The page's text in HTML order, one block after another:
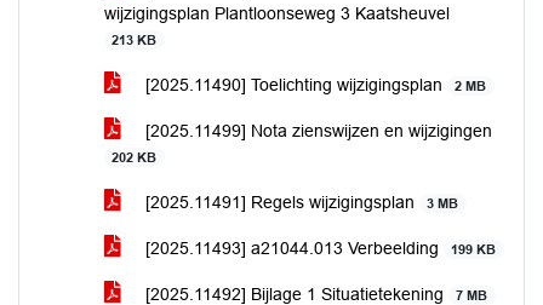
wijzigingsplan Plantloonseweg 3 Kaatsheuvel
213 KB
[2025.11490] Toelichting wijzigingsplan 2 MB
[2025.11499] Nota zienswijzen en wijzigingen
202 KB
[2025.11491] Regels wijzigingsplan 3 MB
[2025.11493] a21044.013 Verbeelding 199 KB
[2025.11492] Bijlage 1 Situatietekening 7 MB